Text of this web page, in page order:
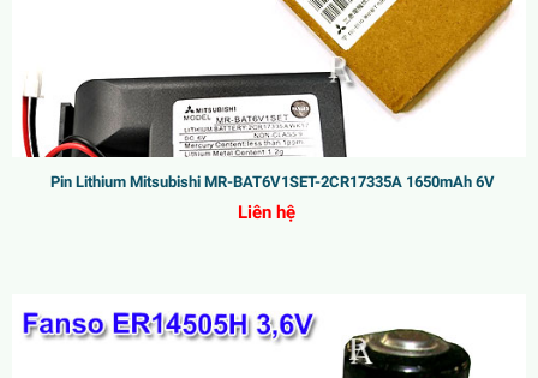
Pin Lithium Mitsubishi MR-BAT6V1SET-2CR17335A 1650mAh 6V
Liên hệ